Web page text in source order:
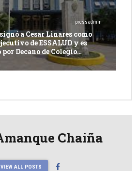
pressadmin
a Cesar Linares como
de ESSALUD y es
Decano de Colegio
Chaiña
VIEW ALL POSTS